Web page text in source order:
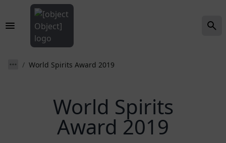
World Spirits Award 2019
World Spirits
Award 2019